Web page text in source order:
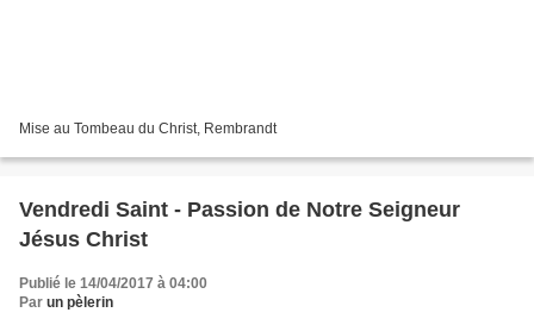
Mise au Tombeau du Christ, Rembrandt
Vendredi Saint - Passion de Notre Seigneur
Jésus Christ
Publié le 14/04/2017 à 04:00
Par un pèlerin